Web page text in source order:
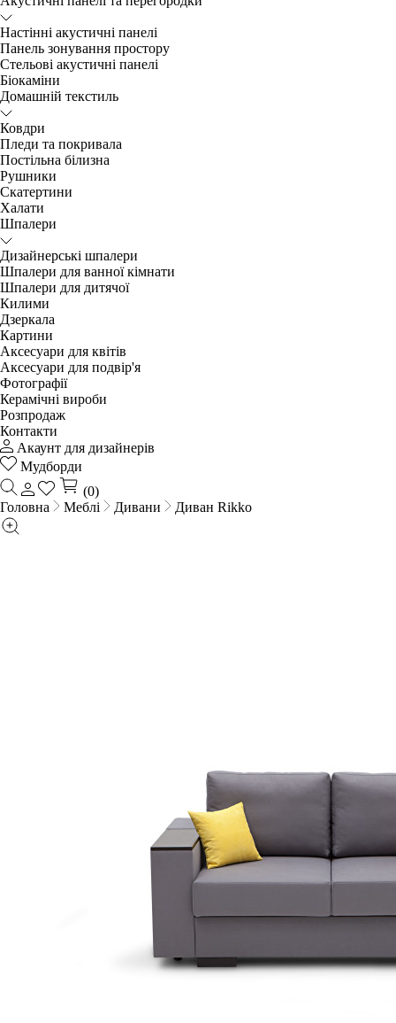
Настінні акустичні панелі
Панель зонування простору
Стельові акустичні панелі
Біокаміни
Домашній текстиль
Ковдри
Пледи та покривала
Постільна білизна
Рушники
Скатертини
Халати
Шпалери
Дизайнерські шпалери
Шпалери для ванної кімнати
Шпалери для дитячої
Килими
Дзеркала
Картини
Аксесуари для квітів
Аксесуари для подвір'я
Фотографії
Керамічні вироби
Розпродаж
Контакти
Акаунт для дизайнерів
Мудборди
(0)
Головна
Меблі Дивани Диван Rikko